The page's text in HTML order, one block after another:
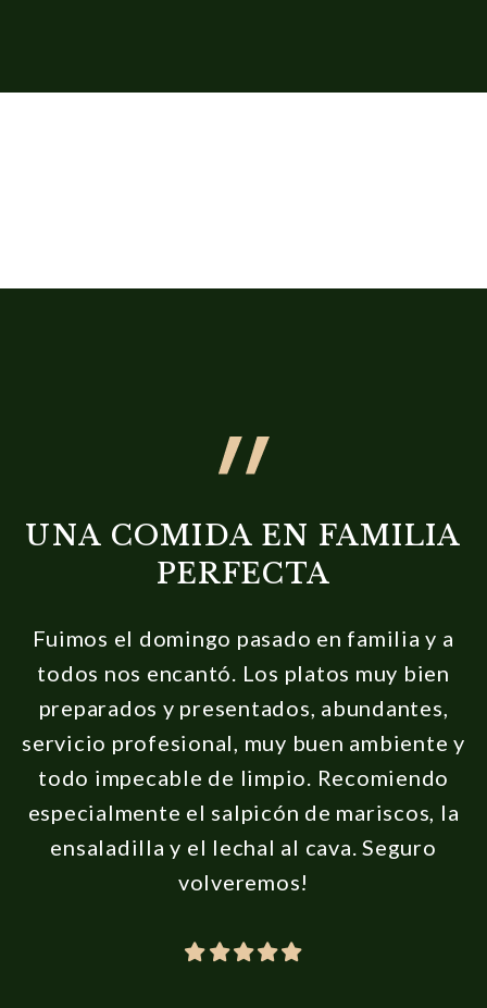
UNA COMIDA EN FAMILIA
PERFECTA
Fuimos el domingo pasado en familia y a
todos nos encantó. Los platos muy bien
preparados y presentados, abundantes,
servicio profesional, muy buen ambiente y
todo impecable de limpio. Recomiendo
especialmente el salpicón de mariscos, la
ensaladilla y el lechal al cava. Seguro
volveremos!